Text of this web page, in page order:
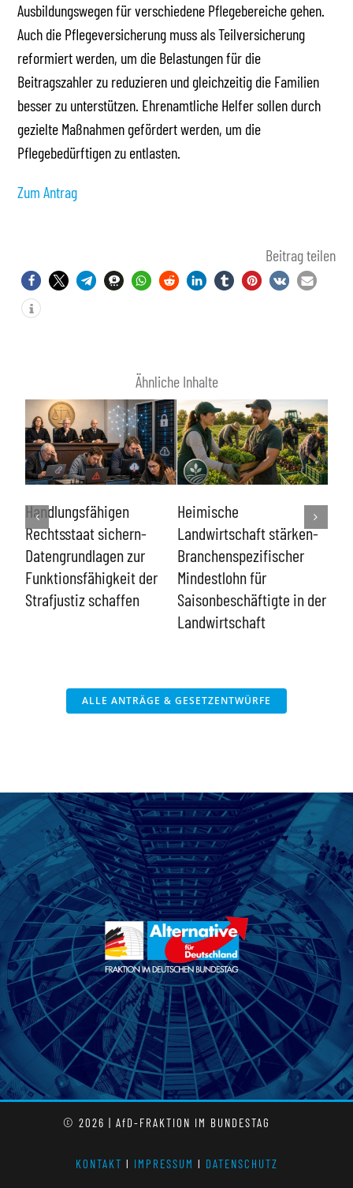
Ausbildungswegen für verschiedene Pflegebereiche gehen.
Auch die Pflegeversicherung muss als Teilversicherung
reformiert werden, um die Belastungen für die
Beitragszahler zu reduzieren und gleichzeitig die Familien
besser zu unterstützen. Ehrenamtliche Helfer sollen durch
gezielte Maßnahmen gefördert werden, um die
Pflegebedürftigen zu entlasten.
Zum Antrag
Beitrag teilen
Ähnliche Inhalte
Handlungsfähigen
Rechtsstaat sichern-
Datengrundlagen zur
Funktionsfähigkeit der
Strafjustiz schaffen
Heimische
Landwirtschaft stärken-
Branchenspezifischer
Mindestlohn für
Saisonbeschäftigte in der
Landwirtschaft
ALLE ANTRÄGE & GESETZENTWÜRFE
© 2026 | AfD-FRAKTION IM BUNDESTAG
KONTAKT l IMPRESSUM l DATENSCHUTZ